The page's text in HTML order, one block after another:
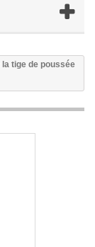
la tige de poussée